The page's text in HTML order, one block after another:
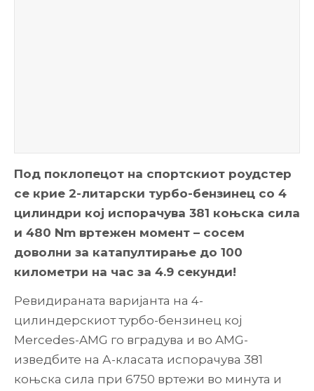
Под поклопецот на спортскиот роудстер
се крие 2-литарски турбо-бензинец со 4
цилиндри кој испорачува 381 коњска сила
и 480 Nm вртежен момент – сосем
доволни за катапултирање до 100
километри на час за 4.9 секунди!
Ревидираната варијанта на 4-
цилиндерскиот турбо-бензинец кој
Mercedes-AMG го вградува и во AMG-
изведбите на А-класата испорачува 381
коњска сила при 6750 вртежи во минута и